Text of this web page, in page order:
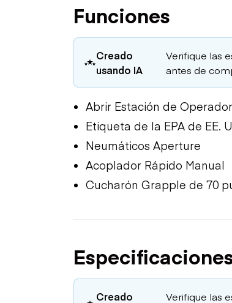
Funciones
Creado
usando IA
Verifique las
antes de
Abrir Estación de Operador
Etiqueta de la EPA de EE.
Neumáticos Aperture
Acoplador Rápido Manual
Cucharón Grapple de 70
Creado
Verifique las